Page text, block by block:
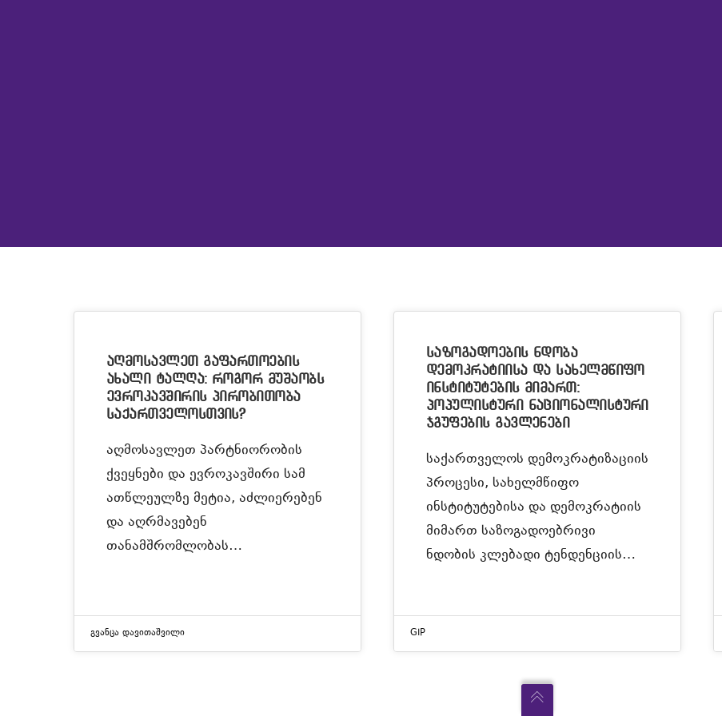
აღმოსავლეთ გაფართოების
ახალი ტალღა: როგორ მუშაობს
ევროკავშირის პირობითობა
საქართველოსთვის?
აღმოსავლეთ პარტნიორობის
ქვეყნები და ევროკავშირი სამ
ათწლეულზე მეტია, აძლიერებენ
და აღრმავებენ
თანამშრომლობას…
Გვანცა Დავითაშვილი
საზოგადოების ნდობა
დემოკრატიისა და სახელმწიფო
ინსტიტუტების მიმართ:
პოპულისტური ნაციონალისტური
ჯგუფების გავლენები
საქართველოს დემოკრატიზაციის
პროცესი, სახელმწიფო
ინსტიტუტებისა და დემოკრატიის
მიმართ საზოგადოებრივი
ნდობის კლებადი ტენდენციის…
GIP